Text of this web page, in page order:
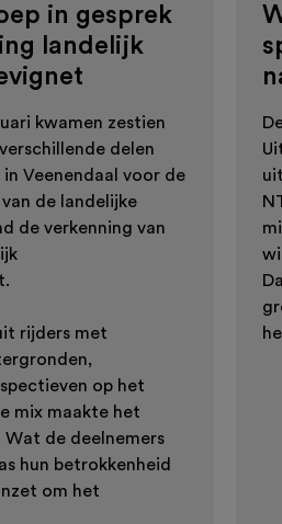
in gesprek
landelijk
kwamen zestien
delen
Veenendaal voor de
de landelijke
de verkenning van
rijders met
op het
mix maakte het
Wat de deelnemers
hun betrokkenheid
om het